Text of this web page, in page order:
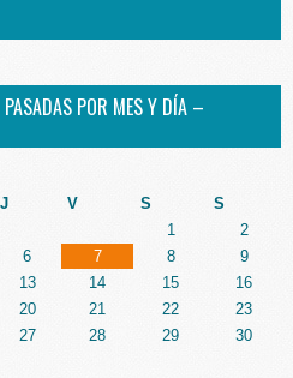
PASADAS POR MES Y DÍA –
J V S S
1
2
6 7 8
9
13 14 15
16
20 21 22
23
27 28 29
30